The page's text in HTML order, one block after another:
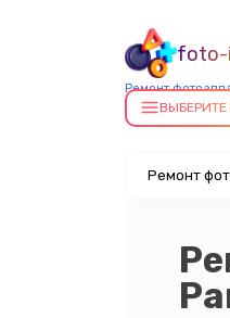
foto-
Ремонт
на-ДонуВЫБЕРИТЕ
Ремонт